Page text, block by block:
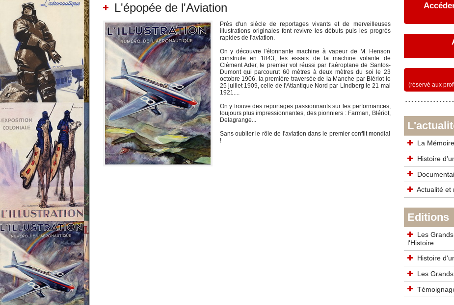
L'épopée de l'Aviation
Près d'un siècle de reportages vivants et de merveilleuses
illustrations originales font revivre les débuts puis les progrès
rapides de l'aviation.
On y découvre l'étonnante machine à vapeur de M. Henson
construite en 1843, les essais de la machine volante de
Clément Ader, le premier vol réussi par l'aéroplane de Santos-
Dumont qui parcourut 60 mètres à deux mètres du soi le 23
octobre 1906, la première traversée de la Manche par Blériot le
25 juillet 1909, celle de l'Atlantique Nord par Lindberg le 21 mai
1921....
On y trouve des reportages passionnants sur les performances,
toujours plus impressionnantes, des pionniers : Farman, Blériot,
Delagrange...
Sans oublier le rôle de l'aviation dans le premier conflit mondial
!
(réservé aux
La
Histoire
Actualité et
Editions
Les
l'Histoire
Histoire
Les